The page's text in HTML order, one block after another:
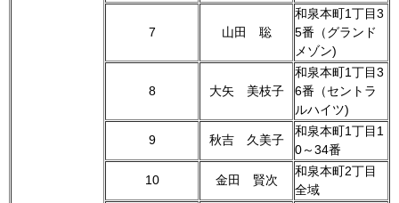
7 山田 聡
和泉本町1丁目3
5番（グランド
メゾン)
8 大矢 美枝子
和泉本町1丁目3
6番（セントラ
ルハイツ)
9 秋吉 久美子
和泉本町1丁目1
0～34番
10 金田 賢次
和泉本町2丁目
全域